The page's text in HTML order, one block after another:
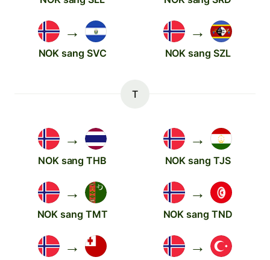
→
NOK sang SVC
→
NOK sang SZL
T
→
NOK sang THB
→
NOK sang TJS
→
NOK sang TMT
→
NOK sang TND
→ →